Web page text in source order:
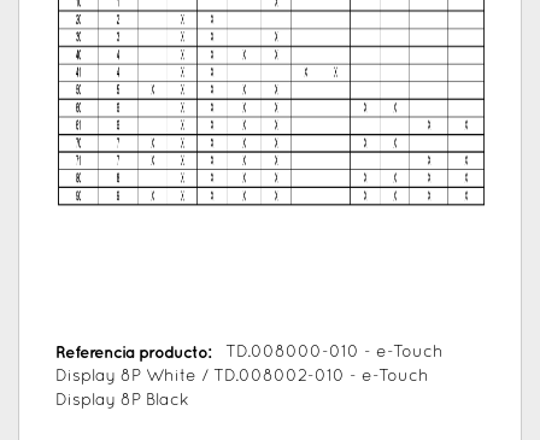
Referencia producto:
TD.008000-010 - e-Touch
Display 8P White / TD.008002-010 - e-Touch
Display 8P Black